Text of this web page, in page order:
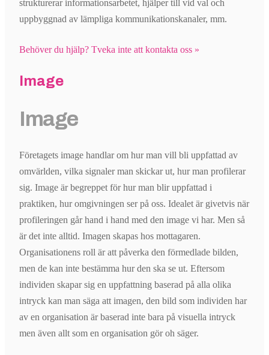
strukturerar informationsarbetet, hjälper till vid val och
uppbyggnad av lämpliga kommunikationskanaler, mm.
Behöver du hjälp? Tveka inte att kontakta oss »
Image
Image
Företagets image handlar om hur man vill bli uppfattad av
omvärlden, vilka signaler man skickar ut, hur man profilerar
sig. Image är begreppet för hur man blir uppfattad i
praktiken, hur omgivningen ser på oss. Idealet är givetvis när
profileringen går hand i hand med den image vi har. Men så
är det inte alltid. Imagen skapas hos mottagaren.
Organisationens roll är att påverka den förmedlade bilden,
men de kan inte bestämma hur den ska se ut. Eftersom
individen skapar sig en uppfattning baserad på alla olika
intryck kan man säga att imagen, den bild som individen har
av en organisation är baserad inte bara på visuella intryck
men även allt som en organisation gör oh säger.